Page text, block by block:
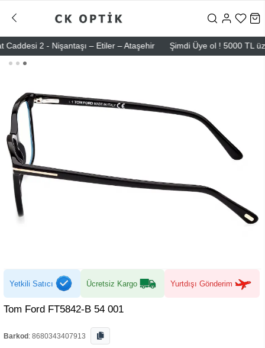
2 - Nişantaşı – Etiler – Ataşehir Şimdi Üye ol ! 5000 TL üzeri
Yetkili Satıcı Ücretsiz Kargo Yurtdışı Gönderim
Tom Ford FT5842-B 54 001
Barkod : 8680343407913